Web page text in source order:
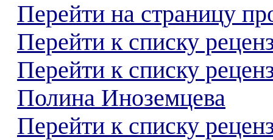
Перейти на страницу
Перейти к списку
Перейти к списку
Полина Иноземцева
Перейти к списку